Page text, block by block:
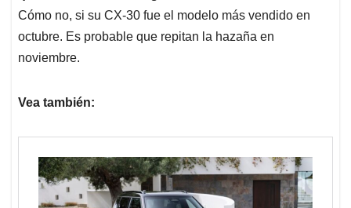
Cómo no, si su CX-30 fue el modelo más vendido en
octubre. Es probable que repitan la hazaña en
noviembre.
Vea también: